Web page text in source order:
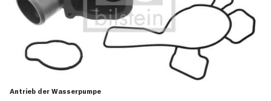
Antrieb der Wasserpumpe